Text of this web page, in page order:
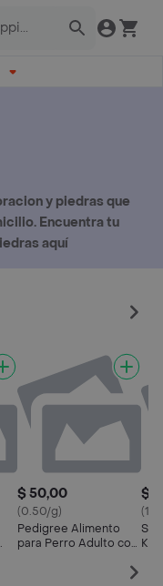
y piedras que
Encuentra tu
aquí
$ 50,00
(0.50/g)
Pedigree Alimento
para Perro Adulto con
$
Kg